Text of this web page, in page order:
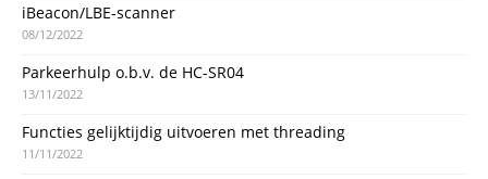
iBeacon/LBE-scanner
08/12/2022
Parkeerhulp o.b.v. de HC-SR04
13/11/2022
Functies gelijktijdig uitvoeren met threading
11/11/2022